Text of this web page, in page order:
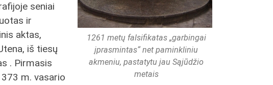
1261 metų falsifikatas „garbingai
įprasmintas“ net paminkliniu
akmeniu, pastatytu jau Sąjūdžio
metais
seniai
ir
aktas,
iš tiesų
. Pirmasis
m. vasario